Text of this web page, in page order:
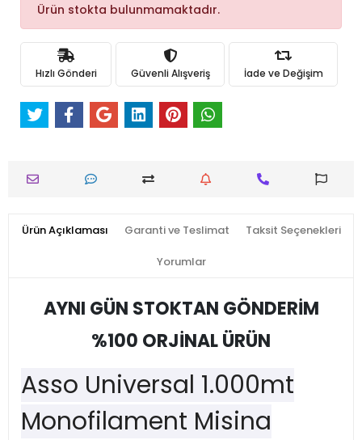
Ürün stokta bulunmamaktadır.
Hızlı Gönderi Güvenli Alışveriş İade ve Değişim
Ürün Açıklaması Garanti ve Teslimat Taksit Seçenekleri
Yorumlar
AYNI GÜN STOKTAN GÖNDERİM
%100 ORJİNAL ÜRÜN
Asso Universal 1.000mt
Monofilament Misina